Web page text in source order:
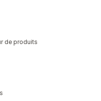
de produits